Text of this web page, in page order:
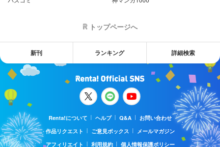
トップページへ
新刊 ランキング 詳細検索
Renta!について ヘルプ Q&A
お問い合わせ
作品リクエスト
ご意見ボックス
メールマガジン
アフィリエイト
利用規約 個人情報保護ポリシー